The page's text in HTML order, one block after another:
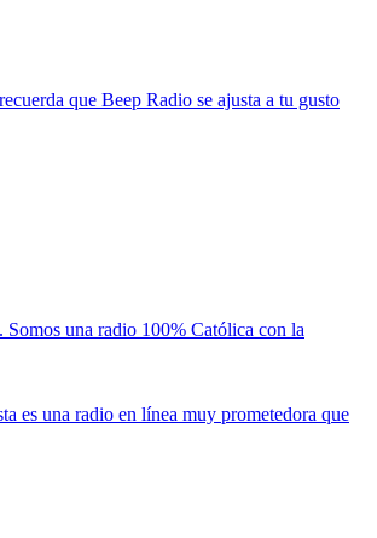
que Beep Radio se ajusta a tu gusto
una radio 100% Católica con la
es una radio en línea muy prometedora que